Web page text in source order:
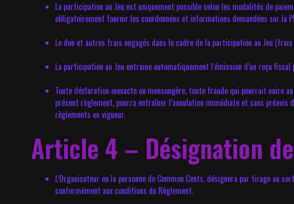
La participation au Jeu est uniquement possible selon les modalités de
obligatoirement fournir les coordonnées et informations demandées sur la
Le don et autres frais engagés dans le cadre de la participation au Jeu
La participation au Jeu entraine automatiquement l’émission d’un reçu
Toute déclaration inexacte ou mensongère, toute fraude qui pourrait nuire
présent règlement, pourra entraîner l’annulation immédiate et sans
règlements en vigueur.
Article 4 – Désignation
L’Organisateur en la personne de Common Cents, désignera par tirage au
conformément aux conditions du Règlement.